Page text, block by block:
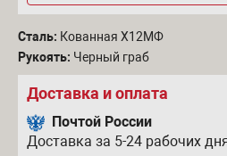
Сталь: Кованная Х12МФ
Рукоять: Черный граб
Доставка и оплата
Почтой России
Доставка за 5-24 рабочих